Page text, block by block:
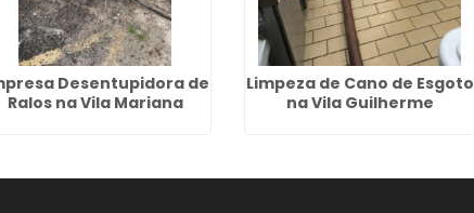
Desentupidora de
Ralos na Vila Mariana
Limpeza de Cano de Esgoto
na Vila Guilherme